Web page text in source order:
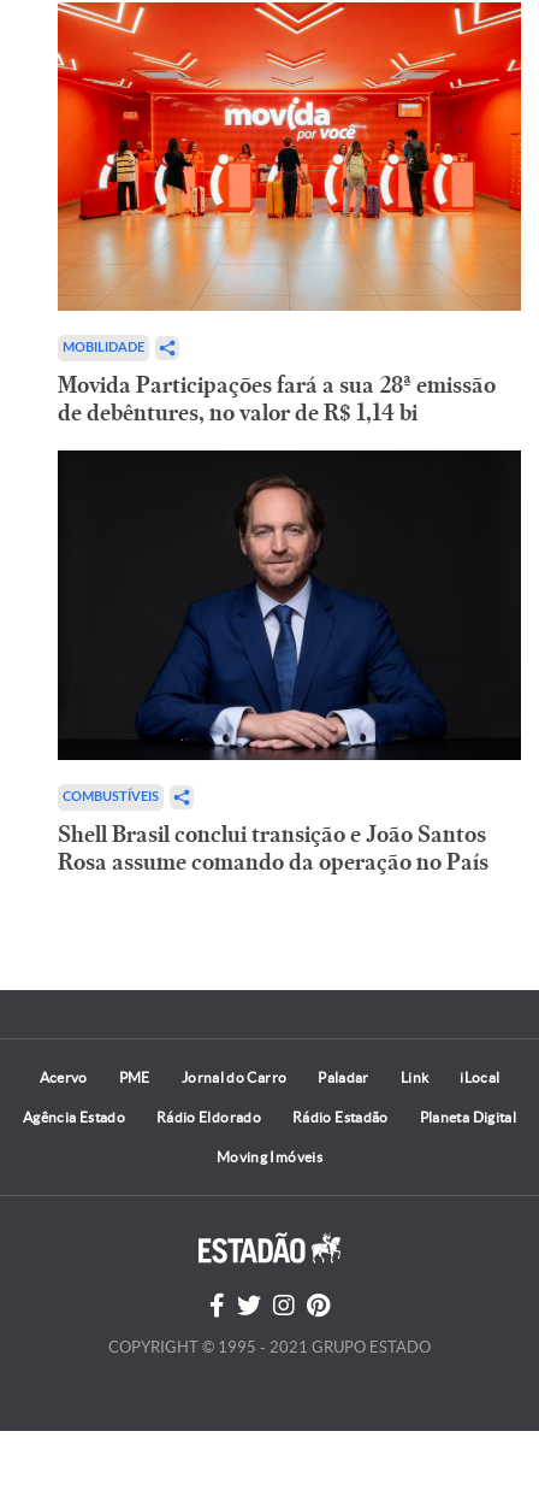
MOBILIDADE
Movida Participações fará a sua 28ª emissão
de debêntures, no valor de R$ 1,14 bi
COMBUSTÍVEIS
Shell Brasil conclui transição e João Santos
Rosa assume comando da operação no País
Acervo PME Jornal do Carro Paladar Link iLocal
Agência Estado Rádio Eldorado Rádio Estadão Planeta Digital
Moving Imóveis
COPYRIGHT © 1995 - 2021 GRUPO ESTADO